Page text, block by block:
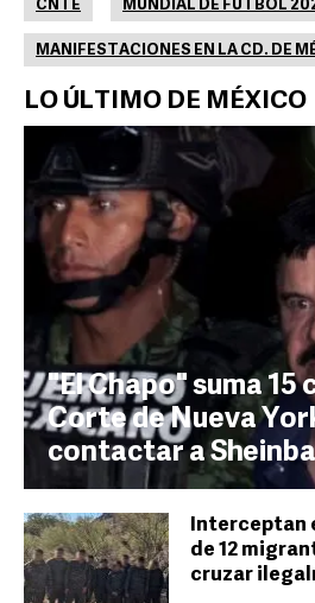
CNTE MUNDIAL DE FUTBOL
MANIFESTACIONES EN LA CD. DE
LO ÚLTIMO DE MÉXICO
"El Chapo" suma 15
Corte de Nueva
contactar a
Interceptan
de 12
cruzar